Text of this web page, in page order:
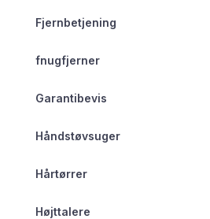
Fjernbetjening
fnugfjerner
Garantibevis
Håndstøvsuger
Hårtørrer
Højttalere